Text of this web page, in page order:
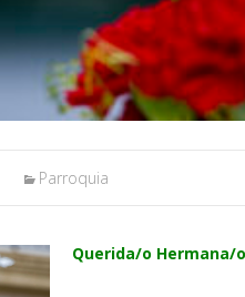
Parroquia
Querida/o Hermana/